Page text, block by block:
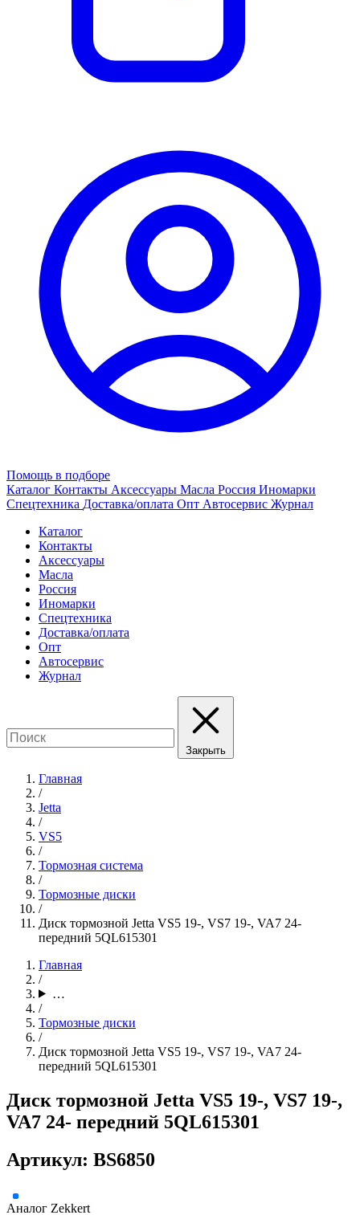
Помощь в подборе
Каталог Контакты Аксессуары Масла Россия Иномарки
Спецтехника Доставка/оплата Опт Автосервис Журнал
Каталог
Контакты
Аксессуары
Масла
Россия
Иномарки
Спецтехника
Доставка/оплата
Опт
Автосервис
Журнал
Закрыть
Главная
/
Jetta
/
VS5
/
Тормозная система
/
Тормозные диски
/
Диск тормозной Jetta VS5 19-, VS7 19-, VA7 24-
передний 5QL615301
Главная
/
…
/
Тормозные диски
/
Диск тормозной Jetta VS5 19-, VS7 19-, VA7 24-
передний 5QL615301
Диск тормозной Jetta VS5 19-, VS7 19-,
VA7 24- передний 5QL615301
Артикул: BS6850
Аналог Zekkert